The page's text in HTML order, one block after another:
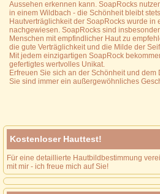
Aussehen erkennen kann. SoapRocks
in einem Wildbach - die Schönheit bleibt
Hautverträglichkeit der SoapRocks wurde in
nachgewiesen. SoapRocks sind
Menschen mit empfindlicher Haut zu
die gute Verträglichkeit und die Milde der
Mit jedem einzigartigen SoapRock
gefertigtes wertvolles Unikat.
Erfreuen Sie sich an der Schönheit und dem
Sie sind immer ein außergewöhnliches
Kostenloser Hauttest!
Für eine detaillierte Hautbildbestimmung
mit mir - ich freue mich auf Sie!